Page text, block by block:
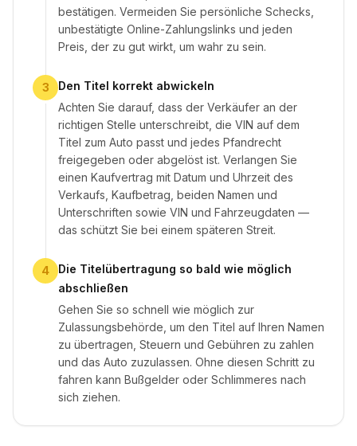
bestätigen. Vermeiden Sie persönliche Schecks,
unbestätigte Online-Zahlungslinks und jeden
Preis, der zu gut wirkt, um wahr zu sein.
3
Den Titel korrekt abwickeln
Achten Sie darauf, dass der Verkäufer an der
richtigen Stelle unterschreibt, die VIN auf dem
Titel zum Auto passt und jedes Pfandrecht
freigegeben oder abgelöst ist. Verlangen Sie
einen Kaufvertrag mit Datum und Uhrzeit des
Verkaufs, Kaufbetrag, beiden Namen und
Unterschriften sowie VIN und Fahrzeugdaten —
das schützt Sie bei einem späteren Streit.
4
Die Titelübertragung so bald wie möglich
abschließen
Gehen Sie so schnell wie möglich zur
Zulassungsbehörde, um den Titel auf Ihren Namen
zu übertragen, Steuern und Gebühren zu zahlen
und das Auto zuzulassen. Ohne diesen Schritt zu
fahren kann Bußgelder oder Schlimmeres nach
sich ziehen.